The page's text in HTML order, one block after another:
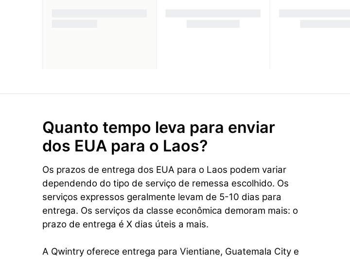
Quanto tempo leva para enviar
dos EUA para o Laos?
Os prazos de entrega dos EUA para o Laos podem variar
dependendo do tipo de serviço de remessa escolhido. Os
serviços expressos geralmente levam de 5-10 dias para
entrega. Os serviços da classe econômica demoram mais: o
prazo de entrega é X dias úteis a mais.
A Qwintry oferece entrega para Vientiane, Guatemala City e